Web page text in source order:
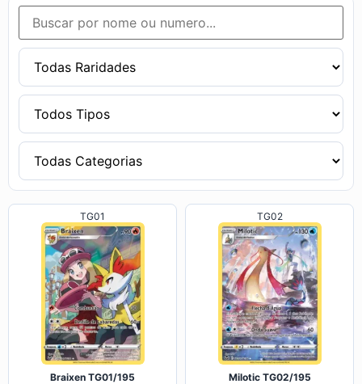
TG01
Braixen TG01/195
TG02
Milotic TG02/195